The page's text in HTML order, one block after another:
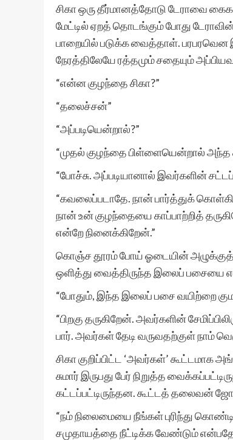
சிகா ஒரு தீர்மானத்தோடு டேராவை
மேட்டில் ஏறத் தொடங்கும் போது
பாறையில் படுக்க வைத்தாள்.
நேரத்திலேயே ரத்தமும் சதையும்
“என்ன குழந்தை சிகா?”
“தலைச்சன்”
“அப்படியென்றால்?”
“முதல் குழந்தை பிள்ளையென்றால்
“போச்சு. அப்படியானால் இவர்களின்
“கவலைப்படாதே. நான் பார்த்துக்
நான் உன் குழந்தையை காப்பாற்றித்
என்றே நினைக்கிறேன்.”
கொஞ்ச தூரம் போய் ஓடையின் அழுக்குத்
ஒளித்து வைத்திருந்த இலைப் பசையை
“போதும், இந்த இலைப் பசை வயிற்றை
“பிறகு தருகிறேன். அவர்களின்
பார். அவர்கள் தேடி வருவதற்குள் நாம்
சிகா குறிப்பிட்ட ‘அவர்கள்’
சுமார் இருபது பேர் நிறுத்த
கட்டப்பட்டிருந்தன. கூட்டத் தலைவன்
“நம் நிலைமையை நீங்கள் புரிந்து
சமுதாயத்தை நீட்டிக்க வேண்டும் என்பதே